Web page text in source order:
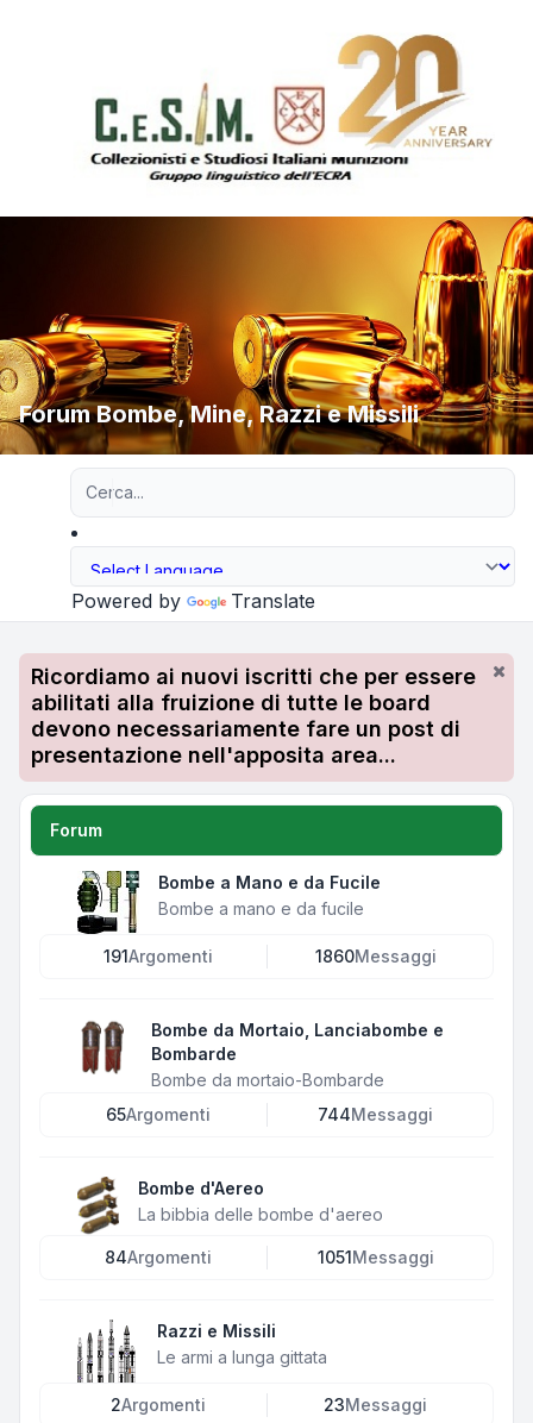
Forum Bombe, Mine, Razzi e Missili
Powered by Translate
Ricordiamo ai nuovi iscritti che per essere
abilitati alla fruizione di tutte le board
devono necessariamente fare un post di
presentazione nell'apposita area...
Forum
Bombe a Mano e da Fucile
Bombe a mano e da fucile
191Argomenti 1860Messaggi
Bombe da Mortaio, Lanciabombe e
Bombarde
Bombe da mortaio-Bombarde
65Argomenti 744Messaggi
Bombe d'Aereo
La bibbia delle bombe d'aereo
84Argomenti 1051 Messaggi
Razzi e Missili
Le armi a lunga gittata
2Argomenti 23Messaggi